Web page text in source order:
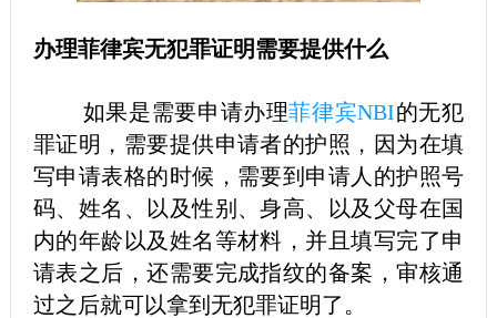
办理菲律宾无犯罪证明需要提供什么
如果是需要申请办理菲律宾NBI的无犯
罪证明，需要提供申请者的护照，因为在填
写申请表格的时候，需要到申请人的护照号
码、姓名、以及性别、身高、以及父母在国
内的年龄以及姓名等材料，并且填写完了申
请表之后，还需要完成指纹的备案，审核通
过之后就可以拿到无犯罪证明了。